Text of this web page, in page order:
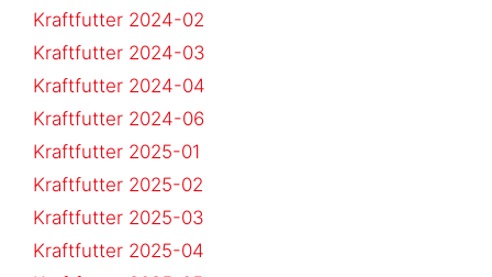
Kraftfutter 2024-02
Kraftfutter 2024-03
Kraftfutter 2024-04
Kraftfutter 2024-06
Kraftfutter 2025-01
Kraftfutter 2025-02
Kraftfutter 2025-03
Kraftfutter 2025-04